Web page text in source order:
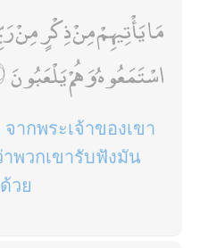
مَا يَأْتِيهِمْ مِنْ ذِكْرٍ
اسْتَمَعُوهُ وَهُمْ يَلْعَبُونَ
ากพระเจ้าของเขา
พวกเขารับฟังมัน
วย